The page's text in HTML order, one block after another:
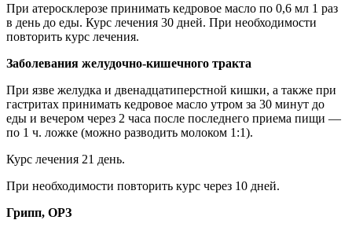
При атеросклерозе принимать кедровое масло по 0,6 мл 1 раз
в день до еды. Курс лечения 30 дней. При необходимости
повторить курс лечения.
Заболевания желудочно-кишечного тракта
При язве желудка и двенадцатиперстной кишки, а также при
гастритах принимать кедровое масло утром за 30 минут до
еды и вечером через 2 часа после последнего приема пищи —
по 1 ч. ложке (можно разводить молоком 1:1).
Курс лечения 21 день.
При необходимости повторить курс через 10 дней.
Грипп, ОРЗ